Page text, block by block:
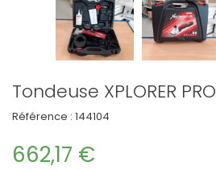
Tondeuse XPLORER PRO
Référence : 144104
662,17 €